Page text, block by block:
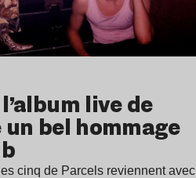
live de
bel hommage
cinq de Parcels reviennent avec